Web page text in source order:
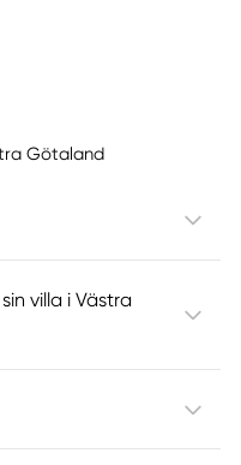
Götaland
villa i Västra